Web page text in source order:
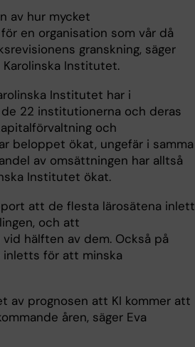
av hur mycket
en organisation som vår då
granskning, säger
Karolinska Institutet.
Institutet har i
22 institutionerna och deras
och
beloppet ökat, ungefär i samma
av omsättningen har alltså
Institutet ökat.
att de flesta lärosätena inlett
och att
hälften av dem. Också på
för att minska
av prognosen att KI kommer att
åren, säger Eva